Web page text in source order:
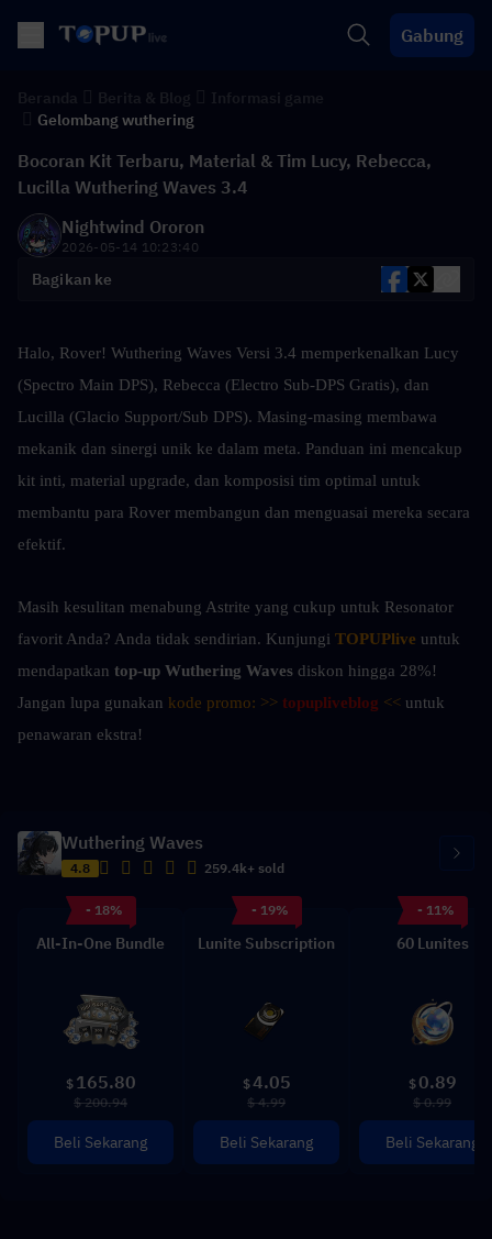
Gabung
Gelombang wuthering
Bocoran Kit Terbaru, Material & Tim Lucy, Rebecca,
Lucilla Wuthering Waves 3.4
Nightwind Ororon
2026-05-14 10:23:40
Bagikan ke
Halo, Rover! Wuthering Waves Versi 3.4 memperkenalkan Lucy
(Spectro Main DPS), Rebecca (Electro Sub-DPS Gratis), dan
Lucilla (Glacio Support/Sub DPS). Masing-masing membawa
mekanik dan sinergi unik ke dalam meta. Panduan ini mencakup
kit inti, material upgrade, dan komposisi tim optimal untuk
membantu para Rover membangun dan menguasai mereka secara
efektif.
Masih kesulitan menabung Astrite yang cukup untuk Resonator
favorit Anda? Anda tidak sendirian. Kunjungi TOPUPlive untuk
mendapatkan top-up Wuthering Waves diskon hingga 28%!
Jangan lupa gunakan kode promo: >> topupliveblog << untuk
penawaran ekstra!
Wuthering Waves
4.8 259.4k+ sold
- 18%
All-In-One Bundle
$ 165.80
$ 200.94
Beli Sekarang
- 19%
Lunite Subscription
$4.05
$ 4.99
Beli Sekarang
- 11%
60 Lunites
$ 0.89
$ 0.99
Beli Sekarang